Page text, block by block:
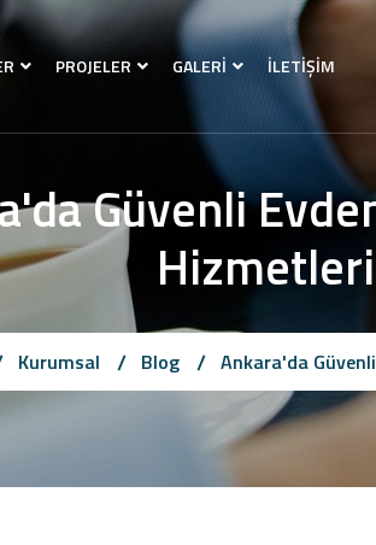
PROJELER GALERİ İLETİŞİM
Güvenli
Hizmetleri
Kurumsal Blog Ankara'da